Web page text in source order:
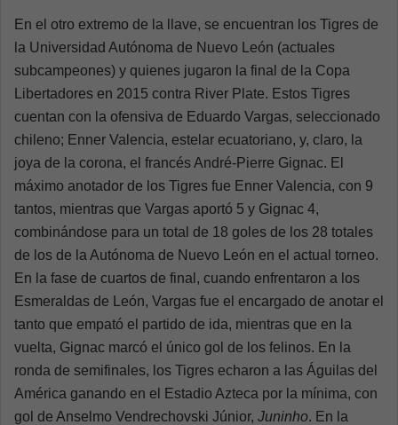
En el otro extremo de la llave, se encuentran los Tigres de
la Universidad Autónoma de Nuevo León (actuales
subcampeones) y quienes jugaron la final de la Copa
Libertadores en 2015 contra River Plate. Estos Tigres
cuentan con la ofensiva de Eduardo Vargas, seleccionado
chileno; Enner Valencia, estelar ecuatoriano, y, claro, la
joya de la corona, el francés André-Pierre Gignac. El
máximo anotador de los Tigres fue Enner Valencia, con 9
tantos, mientras que Vargas aportó 5 y Gignac 4,
combinándose para un total de 18 goles de los 28 totales
de los de la Autónoma de Nuevo León en el actual torneo.
En la fase de cuartos de final, cuando enfrentaron a los
Esmeraldas de León, Vargas fue el encargado de anotar el
tanto que empató el partido de ida, mientras que en la
vuelta, Gignac marcó el único gol de los felinos. En la
ronda de semifinales, los Tigres echaron a las Águilas del
América ganando en el Estadio Azteca por la mínima, con
gol de Anselmo Vendrechovski Júnior, Juninho. En la